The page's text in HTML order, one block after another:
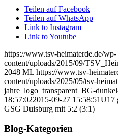
Teilen auf Facebook
Teilen auf WhatsApp
Link to Instagram
Link to Youtube
https://www.tsv-heimaterde.de/wp-
content/uploads/2015/09/
2048 ML https://www.tsv-
content/uploads/2025/05/tsv-
jahre_logo_transparent_BG-
18:57:022015-09-27 15:58:51U17
GSG Duisburg mit 5:2 (3:1)
Blog-Kategorien